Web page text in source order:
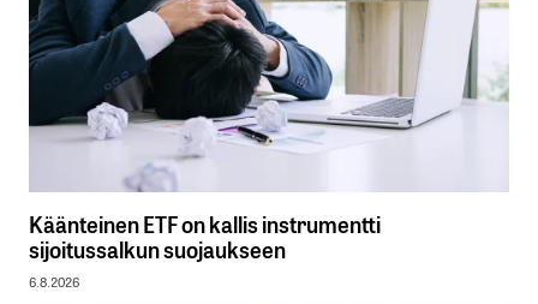
Käänteinen ETF on kallis instrumentti
sijoitussalkun suojaukseen
6.8.2026